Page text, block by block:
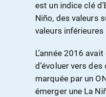
est un indice clé
Niño, des valeurs
valeurs
L’année 2016
d’évoluer vers
marquée par un
émerger une La